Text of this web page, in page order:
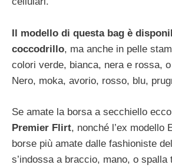
Il modello di questa bag è
coccodrillo, ma anche in pelle
colori verde, bianca, nera e rossa,
Nero, moka, avorio, rosso, blu,
Se amate la borsa a secchiello
Premier Flirt, nonché l’ex modello
borse più amate dalle fashioniste
s’indossa a braccio, mano, o spalla